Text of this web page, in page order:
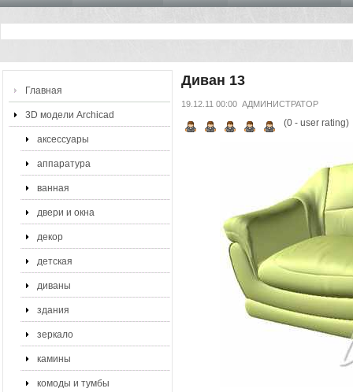
Главная
3D модели Archicad
аксессуары
аппаратура
ванная
двери и окна
декор
детская
диваны
здания
зеркало
камины
комоды и тумбы
Диван 13
19.12.11 00:00 АДМИНИСТРАТОР
(0- user rating)